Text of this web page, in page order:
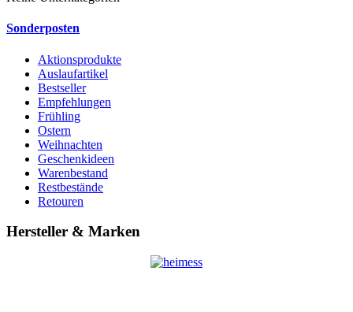
Sonderposten
Aktionsprodukte
Auslaufartikel
Bestseller
Empfehlungen
Frühling
Ostern
Weihnachten
Geschenkideen
Warenbestand
Restbestände
Retouren
Hersteller & Marken